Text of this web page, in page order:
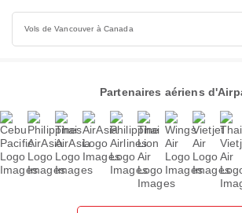
Vols de Vancouver à Canada
Partenaires aériens